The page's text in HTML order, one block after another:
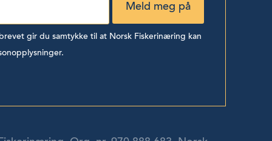
gir du samtykke til at Norsk Fiskerinæring kan